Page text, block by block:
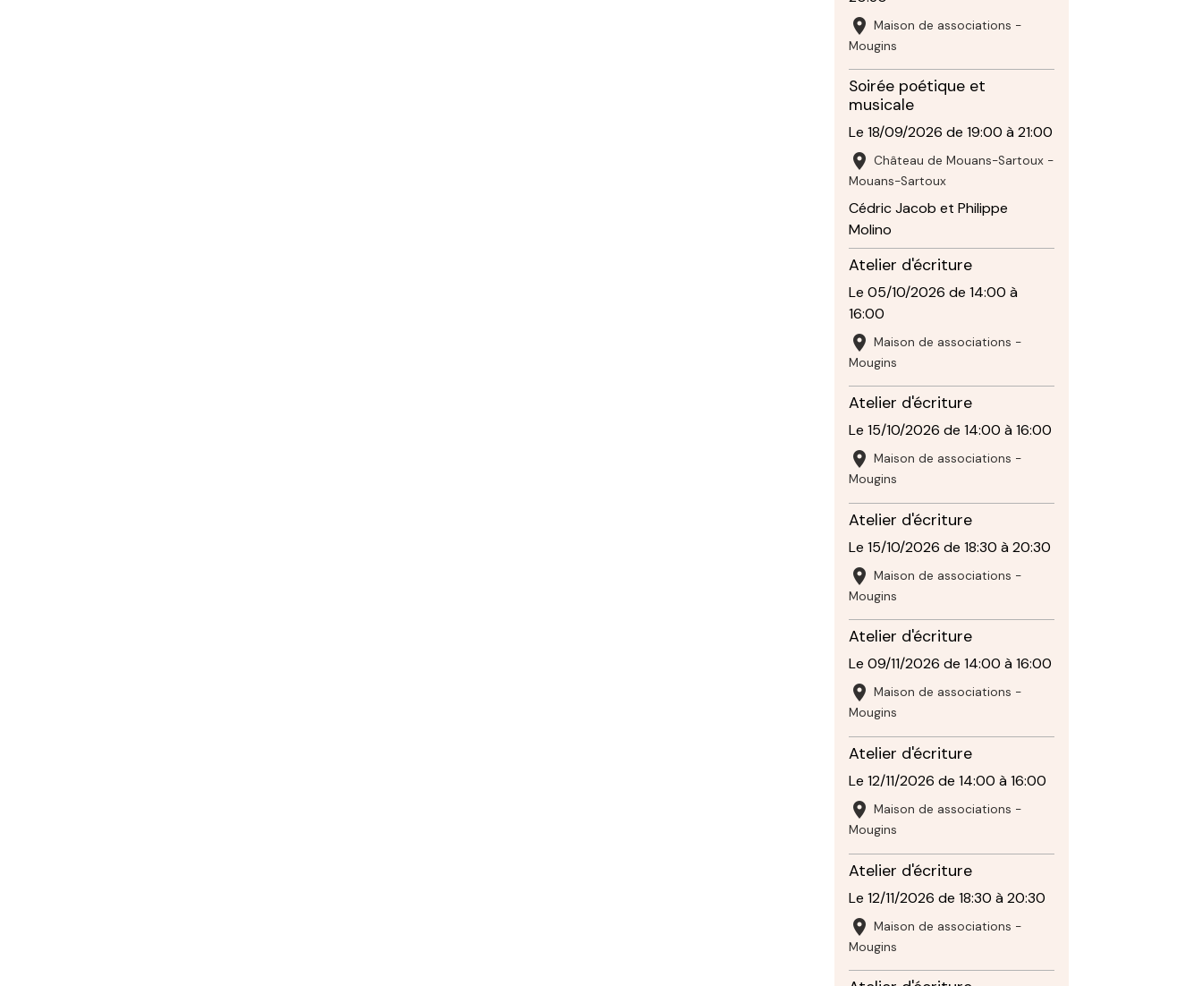
Maison de associations -
Mougins
Soirée poétique et
musicale
Le 18/09/2026 de 19:00 à 21:00
Château de Mouans-Sartoux -
Mouans-Sartoux
Cédric Jacob et Philippe
Molino
Atelier d'écriture
Le 05/10/2026 de 14:00 à
16:00
Maison de associations -
Mougins
Atelier d'écriture
Le 15/10/2026 de 14:00 à 16:00
Maison de associations -
Mougins
Atelier d'écriture
Le 15/10/2026 de 18:30 à 20:30
Maison de associations -
Mougins
Atelier d'écriture
Le 09/11/2026 de 14:00 à 16:00
Maison de associations -
Mougins
Atelier d'écriture
Le 12/11/2026 de 14:00 à 16:00
Maison de associations -
Mougins
Atelier d'écriture
Le 12/11/2026 de 18:30 à 20:30
Maison de associations -
Mougins